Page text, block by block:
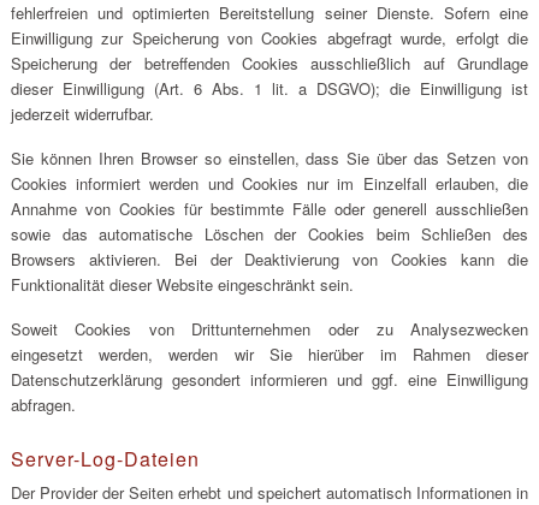
fehlerfreien und optimierten Bereitstellung seiner Dienste. Sofern eine
Einwilligung zur Speicherung von Cookies abgefragt wurde, erfolgt die
Speicherung der betreffenden Cookies ausschließlich auf Grundlage
dieser Einwilligung (Art. 6 Abs. 1 lit. a DSGVO); die Einwilligung ist
jederzeit widerrufbar.
Sie können Ihren Browser so einstellen, dass Sie über das Setzen von
Cookies informiert werden und Cookies nur im Einzelfall erlauben, die
Annahme von Cookies für bestimmte Fälle oder generell ausschließen
sowie das automatische Löschen der Cookies beim Schließen des
Browsers aktivieren. Bei der Deaktivierung von Cookies kann die
Funktionalität dieser Website eingeschränkt sein.
Soweit Cookies von Drittunternehmen oder zu Analysezwecken
eingesetzt werden, werden wir Sie hierüber im Rahmen dieser
Datenschutzerklärung gesondert informieren und ggf. eine Einwilligung
abfragen.
Server-Log-Dateien
Der Provider der Seiten erhebt und speichert automatisch Informationen in